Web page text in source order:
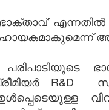
എന്നതിൽ
R&D